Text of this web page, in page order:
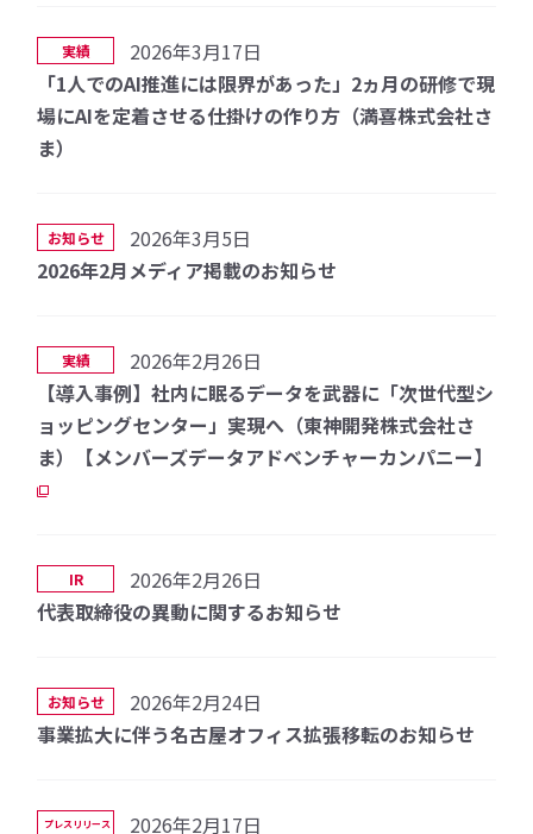
実績
2026年3月17日
「1人でのAI推進には限界があった」2ヵ月の研修で現
場にAIを定着させる仕掛けの作り方（満喜株式会社さ
ま）
お知らせ
2026年3月5日
2026年2月メディア掲載のお知らせ
実績
2026年2月26日
【導入事例】社内に眠るデータを武器に「次世代型シ
ョッピングセンター」実現へ（東神開発株式会社さ
ま）【メンバーズデータアドベンチャーカンパニー】
IR
2026年2月26日
代表取締役の異動に関するお知らせ
お知らせ
2026年2月24日
事業拡大に伴う名古屋オフィス拡張移転のお知らせ
プレスリリース 2026年2月17日